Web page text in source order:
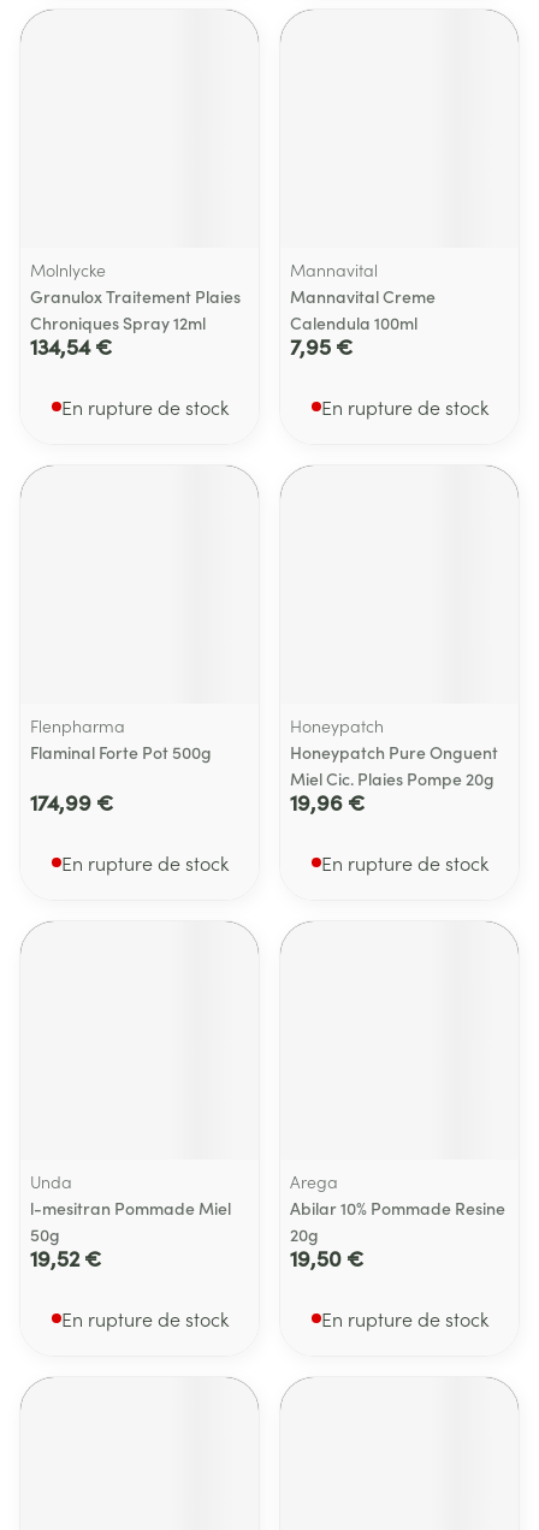
Molnlycke
Granulox Traitement Plaies
Chroniques Spray 12ml
134,54 €
En rupture de stock
Mannavital
Mannavital Creme
Calendula 100ml
7,95 €
En rupture de stock
Flenpharma
Flaminal Forte Pot 500g
174,99 €
En rupture de stock
Honeypatch
Honeypatch Pure Onguent
Miel Cic. Plaies Pompe 20g
19,96 €
En rupture de stock
Unda
l-mesitran Pommade Miel
50g
19,52 €
En rupture de stock
Arega
Abilar 10% Pommade Resine
20g
19,50 €
En rupture de stock